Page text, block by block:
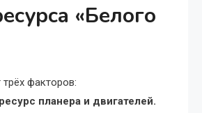
«Белого
трёх факторов:
планера и двигателей.